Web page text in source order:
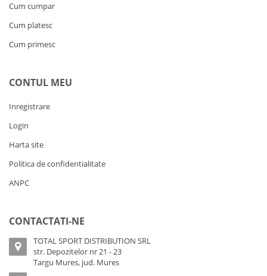
Cum cumpar
Cum platesc
Cum primesc
CONTUL MEU
Inregistrare
Login
Harta site
Politica de confidentialitate
ANPC
CONTACTATI-NE
TOTAL SPORT DISTRIBUTION SRL
str. Depozitelor nr 21 - 23
Targu Mures, jud. Mures